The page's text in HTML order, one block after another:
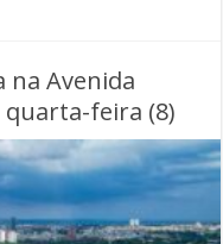
na Avenida
feira (8)